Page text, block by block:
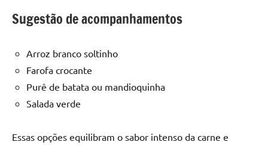
Sugestão de acompanhamentos
Arroz branco soltinho
Farofa crocante
Purê de batata ou mandioquinha
Salada verde
Essas opções equilibram o sabor intenso da carne e